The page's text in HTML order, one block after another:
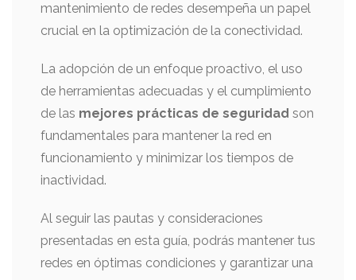
mantenimiento de redes desempeña un papel
crucial en la optimización de la conectividad.
La adopción de un enfoque proactivo, el uso
de herramientas adecuadas y el cumplimiento
de las mejores prácticas de seguridad son
fundamentales para mantener la red en
funcionamiento y minimizar los tiempos de
inactividad.
Al seguir las pautas y consideraciones
presentadas en esta guía, podrás mantener tus
redes en óptimas condiciones y garantizar una